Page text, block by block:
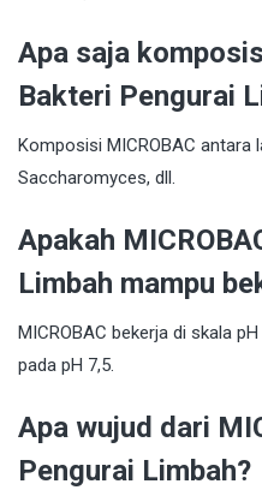
Apa saja
Bakteri Pengurai
Komposisi MICROBAC
Saccharomyces, dll.
Apakah
Limbah mampu
MICROBAC bekerja di skala
pada pH 7,5.
Apa wujud dari
Pengurai Limbah?